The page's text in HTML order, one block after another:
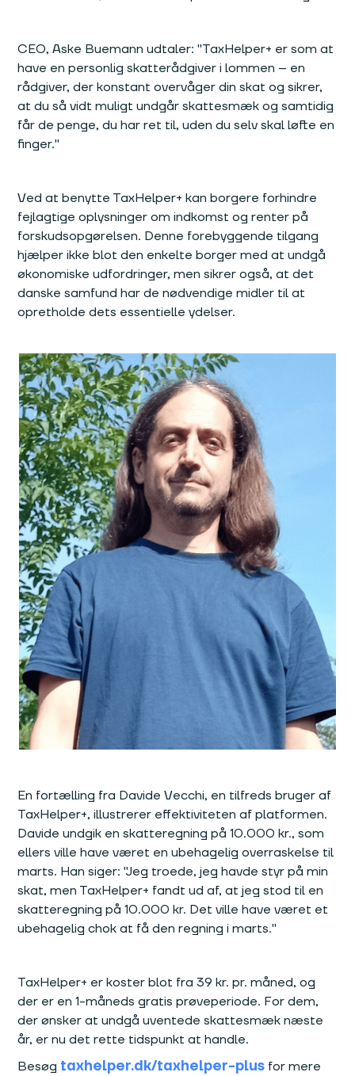
CEO, Aske Buemann udtaler: "TaxHelper+ er som at
have en personlig skatterådgiver i lommen – en
rådgiver, der konstant overvåger din skat og sikrer,
at du så vidt muligt undgår skattesmæk og samtidig
får de penge, du har ret til, uden du selv skal løfte en
finger."
Ved at benytte TaxHelper+ kan borgere forhindre
fejlagtige oplysninger om indkomst og renter på
forskudsopgørelsen. Denne forebyggende tilgang
hjælper ikke blot den enkelte borger med at undgå
økonomiske udfordringer, men sikrer også, at det
danske samfund har de nødvendige midler til at
opretholde dets essentielle ydelser.
En fortælling fra Davide Vecchi, en tilfreds bruger af
TaxHelper+, illustrerer effektiviteten af platformen.
Davide undgik en skatteregning på 10.000 kr., som
ellers ville have været en ubehagelig overraskelse til
marts. Han siger: "Jeg troede, jeg havde styr på min
skat, men TaxHelper+ fandt ud af, at jeg stod til en
skatteregning på 10.000 kr. Det ville have været et
ubehagelig chok at få den regning i marts."
TaxHelper+ er koster blot fra 39 kr. pr. måned, og
der er en 1-måneds gratis prøveperiode. For dem,
der ønsker at undgå uventede skattesmæk næste
år, er nu det rette tidspunkt at handle.
Besøg taxhelper.dk/taxhelper-plus for mere